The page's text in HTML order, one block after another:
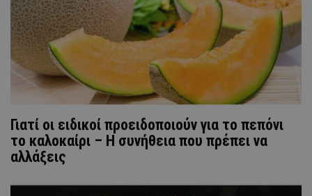
Γιατί οι ειδικοί προειδοποιούν για το πεπόνι
το καλοκαίρι – Η συνήθεια που πρέπει να
αλλάξεις